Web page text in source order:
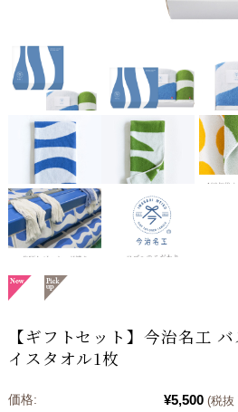
【ギフトセット】今治名工
イスタオル1枚
価格: ¥5,500 (税抜